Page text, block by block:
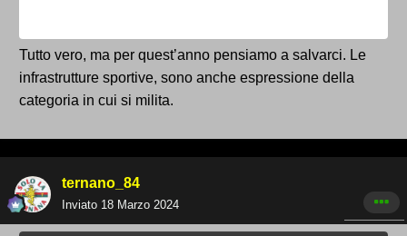
Tutto vero, ma per quest’anno pensiamo a salvarci. Le
infrastrutture sportive, sono anche espressione della
categoria in cui si milita.
ternano_84
Inviato 18 Marzo 2024